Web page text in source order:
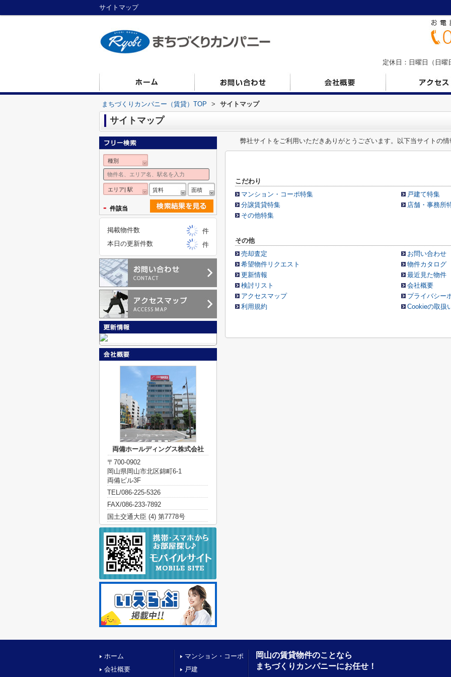
サイトマップ
定休日：日曜日（日曜
まちづくりカンパニー（賃貸）TOP > サイトマップ
サイトマップ
弊社サイトをご利用いただきありがとうございます。以下当サイトの情
こだわり
マンション・コーポ特集
戸建て特集
分譲賃貸特集
店舗・事務所
その他特集
その他
売却査定
お問い合わせ
希望物件リクエスト
物件カタログ
更新情報
最近見た物件
検討リスト
会社概要
アクセスマップ
プライバシー
利用規約
Cookieの取扱
種別
エリア| 駅 賃料 面積
- 件該当
掲載物件数
件
本日の更新件数
件
両備ホールディングス株式会社
〒700-0902
岡山県岡山市北区錦町6-1
両備ビル3F
TEL/086-225-5326
FAX/086-233-7892
国土交通大臣 (4) 第7778号
ホーム
会社概要
マンション・コーポ
戸建
岡山の賃貸物件のことなら
まちづくりカンパニーにお任せ！